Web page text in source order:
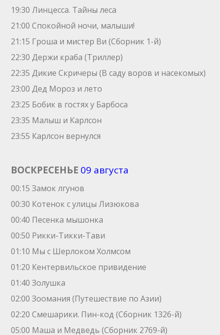
19:30 Линцесса. Тайны леса
21:00 Спокойной ночи, малыши!
21:15 Гроша и мистер Ви (Сборник 1-й)
22:30 Держи краба (Триллер)
22:35 Дикие Скричеры (В саду воров и насекомых)
23:00 Дед Мороз и лето
23:25 Бобик в гостях у Барбоса
23:35 Малыш и Карлсон
23:55 Карлсон вернулся
ВОСКРЕСЕНЬЕ 09 августа
00:15 Замок лгунов
00:30 Котенок с улицы Лизюкова
00:40 Песенка мышонка
00:50 Рикки-Тикки-Тави
01:10 Мы с Шерлоком Холмсом
01:20 Кентервильское привидение
01:40 Золушка
02:00 Зоомания (Путешествие по Азии)
02:20 Смешарики. Пин-код (Сборник 1326-й)
05:00 Маша и Медведь (Сборник 2769-й)